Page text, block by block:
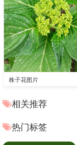
株子花图片
相关推荐
热门标签